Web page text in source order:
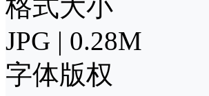
格式大小
JPG | 0.28M
字体版权